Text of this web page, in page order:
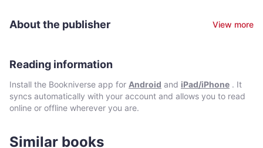
到濃時》、《文字不是東西》、《方留戀處》、《藍天作鏡》等。
About the publisher View more
Reading information
Install the Bookniverse app for Android and iPad/iPhone . It
syncs automatically with your account and allows you to read
online or offline wherever you are.
Similar books